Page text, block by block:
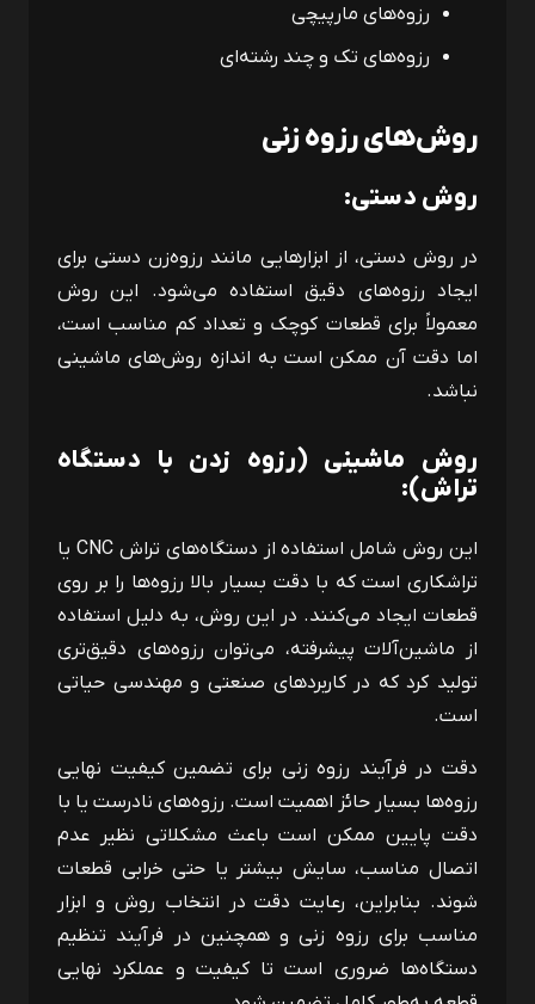
رزوه‌های مارپیچی
رزوه‌های تک و چند رشته‌ای
روش‌های رزوه زنی
روش دستی:
در روش دستی، از ابزارهایی مانند رزوه‌زن دستی برای
ایجاد رزوه‌های دقیق استفاده می‌شود. این روش
معمولاً برای قطعات کوچک و تعداد کم مناسب است،
اما دقت آن ممکن است به اندازه روش‌های ماشینی
نباشد.
روش ماشینی (رزوه زدن با دستگاه
تراش):
این روش شامل استفاده از دستگاه‌های تراشCNC یا
تراشکاری است که با دقت بسیار بالا رزوه‌ها را بر روی
قطعات ایجاد می‌کنند. در این روش، به دلیل استفاده
از ماشین‌آلات پیشرفته، می‌توان رزوه‌های دقیق‌تری
تولید کرد که در کاربردهای صنعتی و مهندسی حیاتی
است.
دقت در فرآیند رزوه زنی برای تضمین کیفیت نهایی
رزوه‌ها بسیار حائز اهمیت است. رزوه‌های نادرست یا با
دقت پایین ممکن است باعث مشکلاتی نظیر عدم
اتصال مناسب، سایش بیشتر یا حتی خرابی قطعات
شوند. بنابراین، رعایت دقت در انتخاب روش و ابزار
مناسب برای رزوه زنی و همچنین در فرآیند تنظیم
دستگاه‌ها ضروری است تا کیفیت و عملکرد نهایی